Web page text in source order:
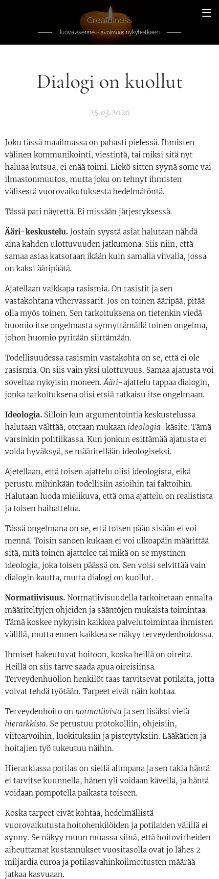
Creafulness
luova asenne ~ avoimuusnykyhetkeen
Dialogi on kuollut
25.03.2026
Joku tässä maailmassa on pahasti pielessä. Ihmisten
välinen kommunikointi, viestintä, tai miksi sitä nyt
haluaa kutsua, ei enää toimi. Liekö sitten syynä some vai
ilmastonmuutos, mutta joku on tehnyt ihmisten
välisestä vuorovaikutuksesta hedelmätöntä.
Tässä pari näytettä. Ei missään järjestyksessä.
Ääri-keskustelu. Jostain syystä asiat halutaan nähdä
aina kahden ulottuvuuden jatkumona. Siis niin, että
samaa asiaa katsotaan ikään kuin samalla viivalla, jossa
on kaksi ääripäätä.
Ajatellaan vaikkapa rasismia. On rasistit ja sen
vastakohtana vihervassarit. Jos on toinen ääripää, pitää
olla myös toinen. Sen tarkoituksena on tietenkin viedä
huomio itse ongelmasta synnyttämällä toinen ongelma,
johon huomio pyritään siirtämään.
Todellisuudessa rasismin vastakohta on se, että ei ole
rasismia. On siis vain yksi ulottuvuus. Samaa ajatusta voi
soveltaa nykyisin moneen.Ääri-ajattelu tappaa dialogin,
jonka tarkoituksena olisi etsiä ratkaisu itse ongelmaan.
Ideologia. Silloin kun argumentointia keskustelussa
halutaan välttää, otetaan mukaan ideologia-käsite. Tämä
varsinkin politiikassa. Kun jonkun esittämää ajatusta ei
voida hyväksyä, se määritellään ideologiseksi.
Ajetellaan, että toisen ajattelu olisi ideologista, eikä
perustu mihinkään todellisiin asioihin tai faktoihin.
Halutaan luoda mielikuva, että oma ajattelu on realistista
ja toisen haihattelua.
Tässä ongelmana on se, että toisen pään sisään ei voi
mennä. Toisin sanoen kukaan ei voi ulkoapäin määrittää
sitä, mitä toinen ajattelee tai mikä on se mystinen
ideologia, joka toisen päässä on. Sen voisi selvittää vain
dialogin kautta, mutta dialogi on kuollut.
Normatiivisuus. Normatiivisuudella tarkoitetaan ennalta
määriteltyjen ohjeiden ja sääntöjen mukaista toimintaa.
Tämä koskee nykyisin kaikkea palvelutoimintaa ihmisten
välillä, mutta ennen kaikkea se näkyy terveydenhoidossa.
Ihmiset hakeutuvat hoitoon, koska heillä on oireita.
Heillä on siis tarve saada apua oireisiinsa.
Terveydenhuollon henkilöt taas tarvitsevat potilaita, jotta
voivat tehdä työtään. Tarpeet eivät näin kohtaa.
Terveydenhoito on normatiivista ja sen lisäksi vielä
hierarkkista. Se perustuu protokolliin, ohjeisiin,
viitearvoihin, luokituksiin ja pisteytyksiin. Lääkärien ja
hoitajien työ tukeutuu näihin.
Hierarkiassa potilas on siellä alimpana ja sen takia häntä
ei tarvitse kuunnella, hänen yli voidaan kävellä, ja häntä
voidaan pompotella paikasta toiseen.
Koska tarpeet eivät kohtaa, hedelmällistä
vuorovaikutusta hoitohenkilöiden ja potilaiden välillä ei
synny. Se näkyy muun muassa siinä, että hoitovirheiden
aiheuttamat kustannukset vuositasolla ovat jo lähes 2
miljardia euroa ja potilasvahinkoilmoitusten määrää
jatkaa kasvuaan.